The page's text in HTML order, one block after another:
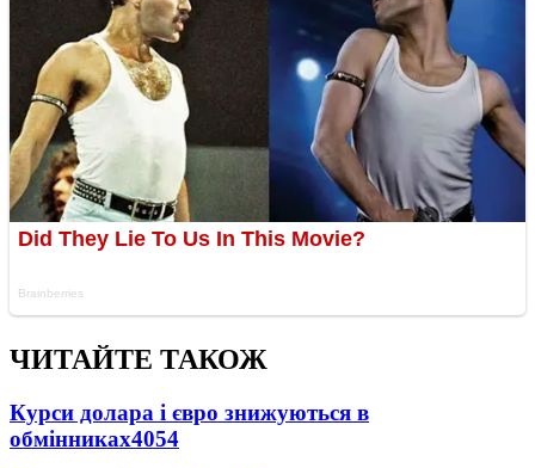
ЧИТАЙТЕ ТАКОЖ
Курси долара і євро знижуються в
обмінниках4054